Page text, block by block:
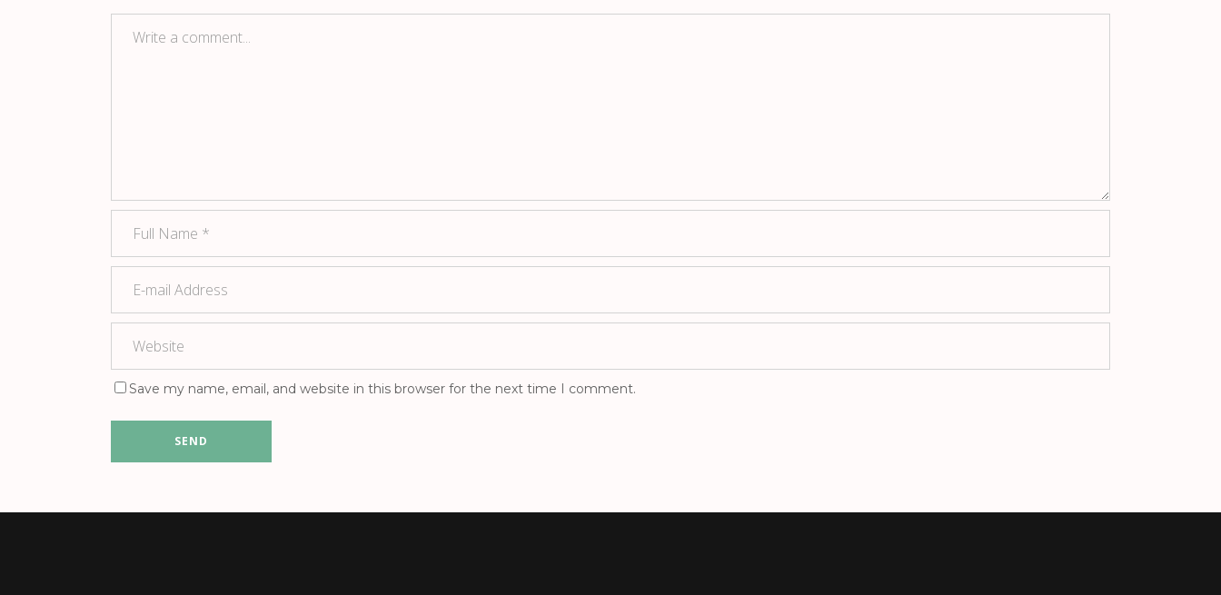
Save my name, email, and website in this browser for the next time I comment.